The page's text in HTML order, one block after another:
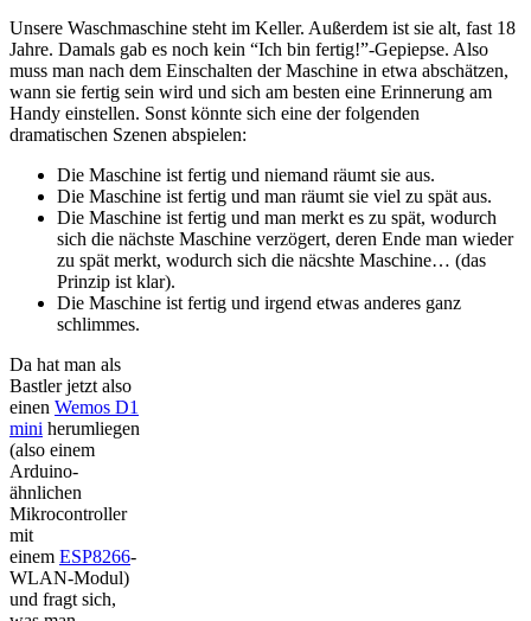
Unsere Waschmaschine steht im Keller. Außerdem ist sie alt, fast 18
Jahre. Damals gab es noch kein “Ich bin fertig!”-Gepiepse. Also
muss man nach dem Einschalten der Maschine in etwa abschätzen,
wann sie fertig sein wird und sich am besten eine Erinnerung am
Handy einstellen. Sonst könnte sich eine der folgenden
dramatischen Szenen abspielen:
Die Maschine ist fertig und niemand räumt sie aus.
Die Maschine ist fertig und man räumt sie viel zu spät aus.
Die Maschine ist fertig und man merkt es zu spät, wodurch
sich die nächste Maschine verzögert, deren Ende man wieder
zu spät merkt, wodurch sich die näcshte Maschine… (das
Prinzip ist klar).
Die Maschine ist fertig und irgend etwas anderes ganz
schlimmes.
Da hat man als
Bastler jetzt also
einen Wemos D1
mini herumliegen
(also einem
Arduino-
ähnlichen
Mikrocontroller
mit
einem ESP8266-
WLAN-Modul)
und fragt sich,